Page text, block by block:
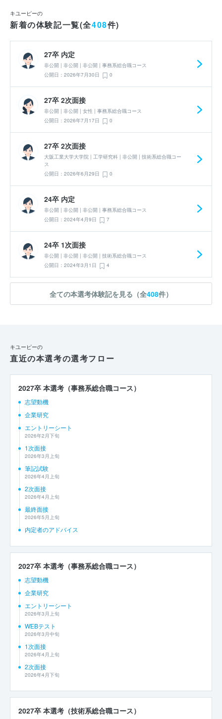
キユーピーの
新着の体験記一覧(全408件)
27卒 内定
非公開 | 非公開 | 非公開 | 事務系総合職コース
公開日：2026年7月30日
0
27卒 2次面接
非公開 | 非公開 | 女性 | 事務系総合職コース
公開日：2026年7月17日
0
27卒 2次面接
大阪工業大学大学院 | 工学研究科 | 非公開 | 技術系総合職コー
ス
公開日：2026年6月29日
0
24卒 内定
非公開 | 非公開 | 非公開 | 事務系総合職コース
公開日：2024年4月9日
7
24卒 1次面接
非公開 | 非公開 | 非公開 | 技術系総合職コース
公開日：2024年3月1日
4
全ての本選考体験記を見る（全408件）
キユーピーの
直近の本選考の選考フロー
2027卒 本選考（事務系総合職コース）
志望動機
企業研究
エントリーシート
2026年2月下旬
1次面接
2026年3月上旬
筆記試験
2026年4月上旬
2次面接
2026年4月上旬
最終面接
2026年5月上旬
内定者のアドバイス
2027卒 本選考（事務系総合職コース）
志望動機
企業研究
エントリーシート
2026年3月上旬
WEBテスト
2026年3月中旬
1次面接
2026年4月上旬
2次面接
2026年4月下旬
2027卒 本選考（技術系総合職コース）